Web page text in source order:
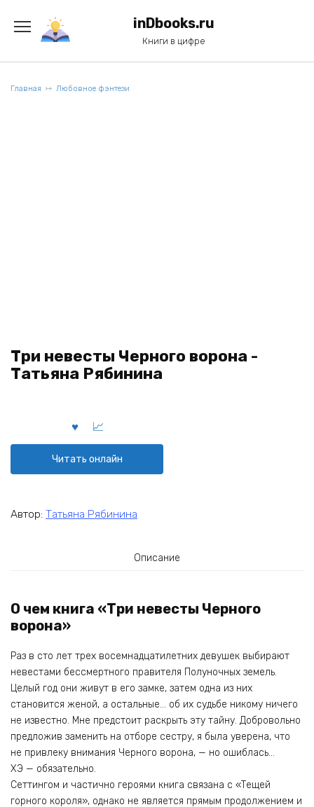
содержанию
inDbooks.ru
Книги в цифре
Главная Любовное фэнтези
Три невесты Черного ворона -
Татьяна Рябинина
Читать онлайн
Автор: Татьяна Рябинина
Описание
О чем книга «Три невесты Черного
ворона»
Раз в сто лет трех восемнадцатилетних девушек выбирают
невестами бессмертного правителя Полуночных земель.
Целый год они живут в его замке, затем одна из них
становится женой, а остальные… об их судьбе никому ничего
не известно. Мне предстоит раскрыть эту тайну. Добровольно
предложив заменить на отборе сестру, я была уверена, что
не привлеку внимания Черного ворона, — но ошиблась…
ХЭ — обязательно.
Сеттингом и частично героями книга связана с «Тещей
горного короля», однако не является прямым продолжением и